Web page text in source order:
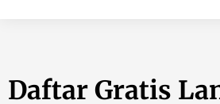
Daftar Gratis